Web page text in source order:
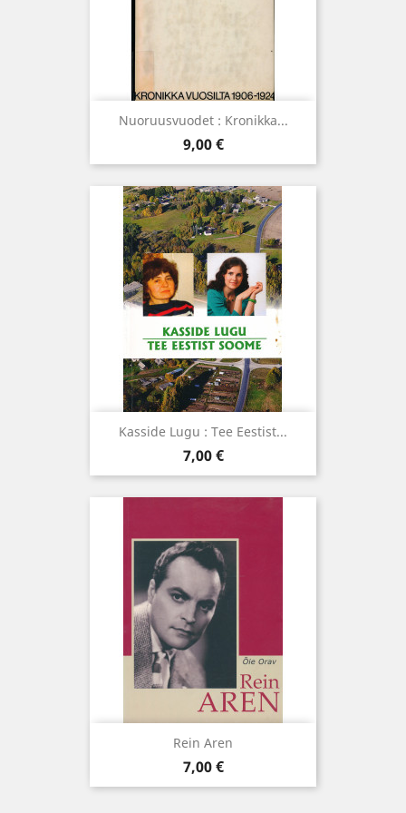
Nuoruusvuodet : Kronikka...
Hind
9,00 €
Kasside Lugu : Tee Eestist...
Hind
7,00 €
Rein Aren
Hind
7,00 €